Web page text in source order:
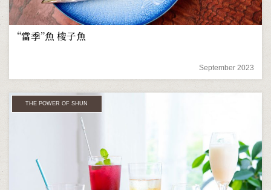
“當季”魚 梭子魚
September 2023
THE POWER OF SHUN